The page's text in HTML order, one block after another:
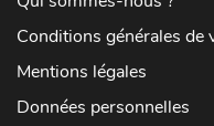
Conditions générales de
Mentions légales
Données personnelles